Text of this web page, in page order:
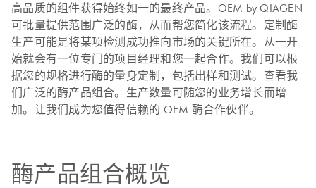
高品质的组件获得始终如一的最终产品。OEM by QIAGEN
可批量提供范围广泛的酶，从而帮您简化该流程。定制酶
生产可能是将某项检测成功推向市场的关键所在。从一开
始就会有一位专门的项目经理和您一起合作。我们可以根
据您的规格进行酶的量身定制，包括出样和测试。查看我
们广泛的酶产品组合。生产数量可随您的业务增长而增
加。让我们成为您值得信赖的 OEM 酶合作伙伴。
酶产品组合概览